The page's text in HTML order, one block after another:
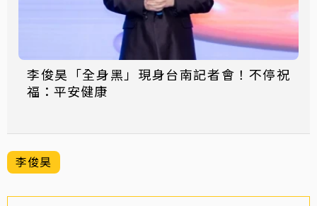
李俊昊「全身黑」現身台南記者會！不停祝
福：平安健康
李俊昊